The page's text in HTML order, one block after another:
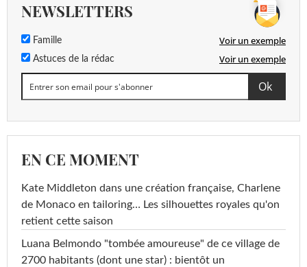
NEWSLETTERS
Famille Voir un exemple
Astuces de la rédac Voir un exemple
EN CE MOMENT
Kate Middleton dans une création française, Charlene
de Monaco en tailoring… Les silhouettes royales qu'on
retient cette saison
Luana Belmondo "tombée amoureuse" de ce village de
2700 habitants (dont une star) : bientôt un